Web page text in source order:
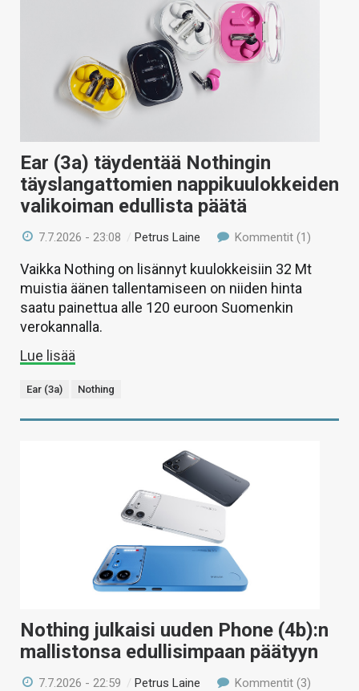
Ear (3a) täydentää Nothingin
täyslangattomien nappikuulokkeiden
valikoiman edullista päätä
7.7.2026 - 23:08 /Petrus Laine Kommentit (1)
Vaikka Nothing on lisännyt kuulokkeisiin 32 Mt
muistia äänen tallentamiseen on niiden hinta
saatu painettua alle 120 euroon Suomenkin
verokannalla.
Lue lisää
Ear (3a) Nothing
Nothing julkaisi uuden Phone (4b):n
mallistonsa edullisimpaan päätyyn
7.7.2026 - 22:59 /Petrus Laine Kommentit (3)